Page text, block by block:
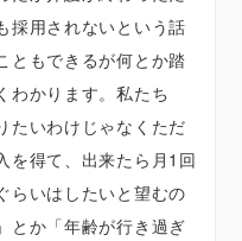
採用されないという話
ともできるが何とか踏
わかります。私たち
たいわけじゃなくただ
を得て、出来たら月1回
らいはしたいと望むの
とか「年齢が行き過ぎ